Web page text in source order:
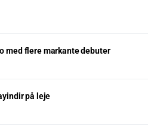
med flere markante debuter
på leje